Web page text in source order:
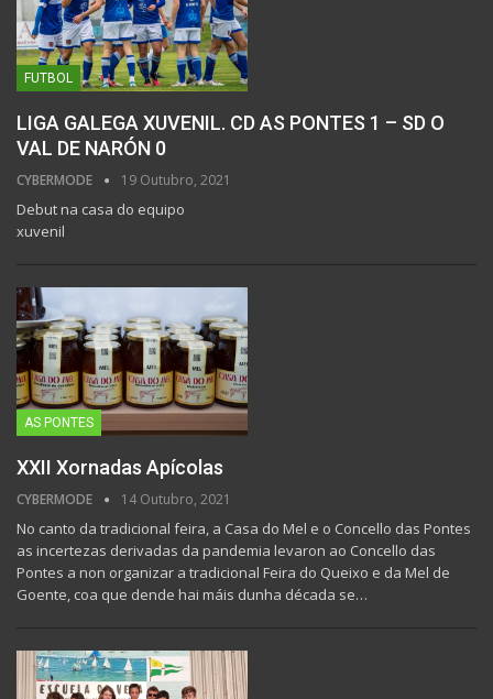
FUTBOL
LIGA GALEGA XUVENIL. CD AS PONTES 1 – SD O
VAL DE NARÓN 0
CYBERMODE 19 Outubro, 2021
Debut na casa do equipo
xuvenil
AS PONTES
XXII Xornadas Apícolas
CYBERMODE 14 Outubro, 2021
No canto da tradicional feira, a Casa do Mel e o Concello das Pontes
as incertezas derivadas da pandemia levaron ao Concello das
Pontes a non organizar a tradicional Feira do Queixo e da Mel de
Goente, coa que dende hai máis dunha década se…